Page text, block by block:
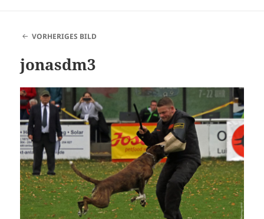
VORHERIGES BILD
jonasdm3